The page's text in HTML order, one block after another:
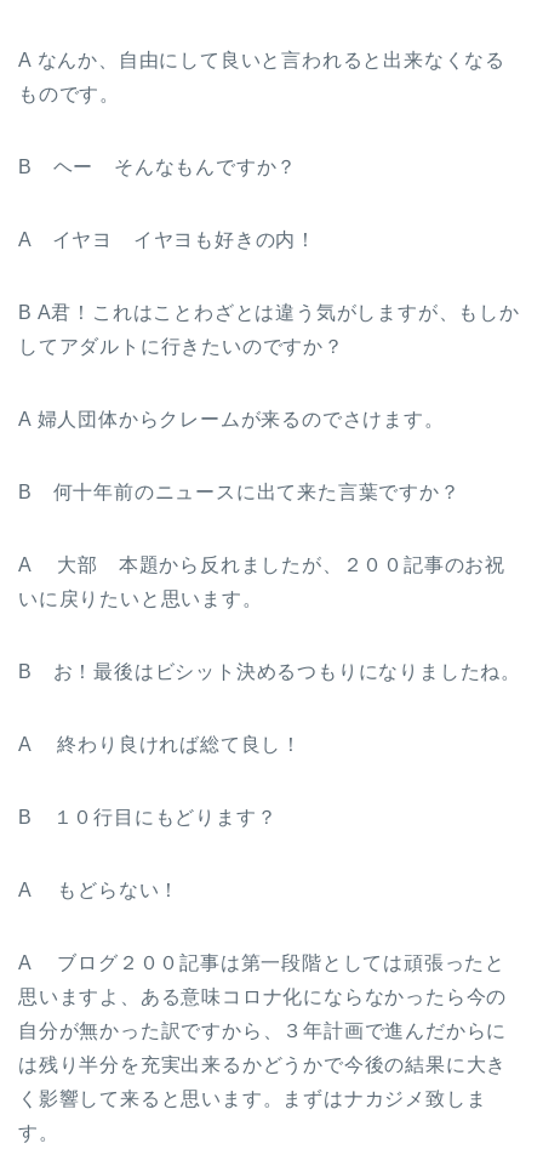
A なんか、自由にして良いと言われると出来なくなる
ものです。
B ヘー そんなもんですか？
A イヤヨ イヤヨも好きの内！
B A君！これはことわざとは違う気がしますが、もしか
してアダルトに行きたいのですか？
A 婦人団体からクレームが来るのでさけます。
B 何十年前のニュースに出て来た言葉ですか？
A 大部 本題から反れましたが、２００記事のお祝
いに戻りたいと思います。
B お！最後はビシット決めるつもりになりましたね。
A 終わり良ければ総て良し！
B １０行目にもどります？
A もどらない！
A ブログ２００記事は第一段階としては頑張ったと
思いますよ、ある意味コロナ化にならなかったら今の
自分が無かった訳ですから、３年計画で進んだからに
は残り半分を充実出来るかどうかで今後の結果に大き
く影響して来ると思います。まずはナカジメ致しま
す。